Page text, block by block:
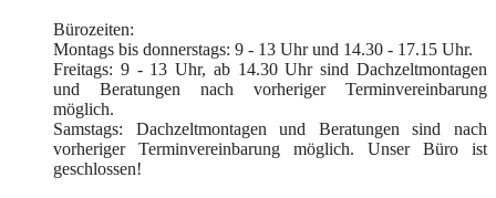
Bürozeiten:
Montags bis donnerstags: 9 - 13 Uhr und 14.30 - 17.15 Uhr.
Freitags: 9 - 13 Uhr, ab 14.30 Uhr sind Dachzeltmontagen
und Beratungen nach vorheriger Terminvereinbarung
möglich.
Samstags: Dachzeltmontagen und Beratungen sind nach
vorheriger Terminvereinbarung möglich. Unser Büro ist
geschlossen!